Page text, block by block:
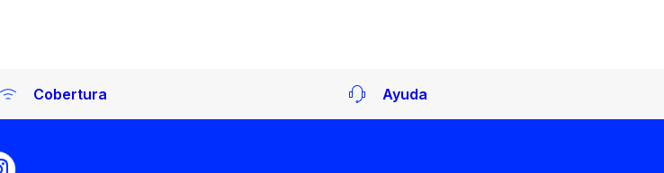
Cobertura Ayuda